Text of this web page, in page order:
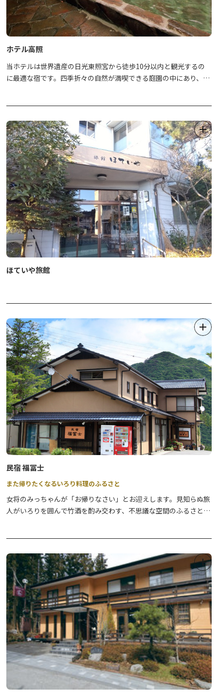
ホテル高照
当ホテルは世界遺産の日光東照宮から徒歩10分以内と観光するの
に最適な宿です。四季折々の自然が満喫できる庭園の中にあり、
ほていや旅館
民宿 福冨士
また帰りたくなるいろり料理のふるさと
女将のみっちゃんが「お帰りなさい」とお迎えします。見知らぬ旅
人がいろりを囲んで竹酒を酌み交わす、不思議な空間のふるさとで